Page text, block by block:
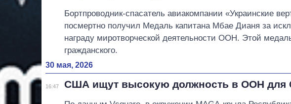
Бортпроводник-спасатель авиакомпании «Украинские
посмертно получил Медаль капитана Мбае Дианя за
награду миротворческой деятельности ООН. Этой
гражданского.
30 мая, 2026
16:47 США ищут высокую должность в ООН для